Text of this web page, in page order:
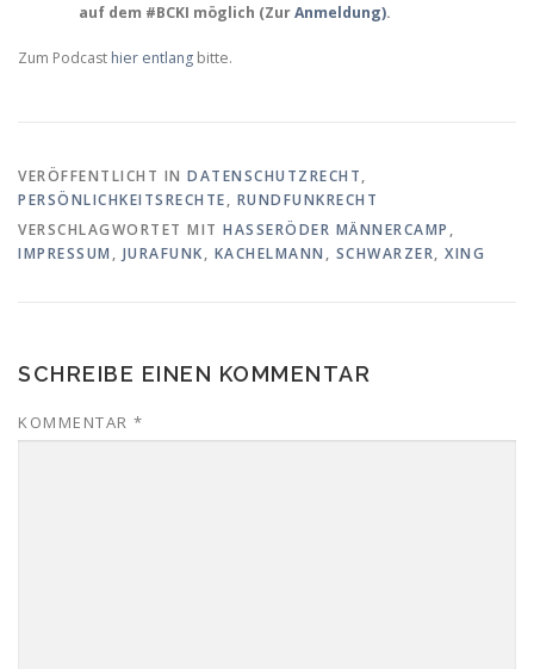
auf dem #BCKI möglich (ZurAnmeldung).
Zum Podcast hier entlang bitte.
VERÖFFENTLICHT IN DATENSCHUTZRECHT,
PERSÖNLICHKEITSRECHTE, RUNDFUNKRECHT
VERSCHLAGWORTET MIT HASSERÖDER MÄNNERCAMP ,
IMPRESSUM , JURAFUNK, KACHELMANN , SCHWARZER, XING
SCHREIBE EINEN KOMMENTAR
KOMMENTAR *